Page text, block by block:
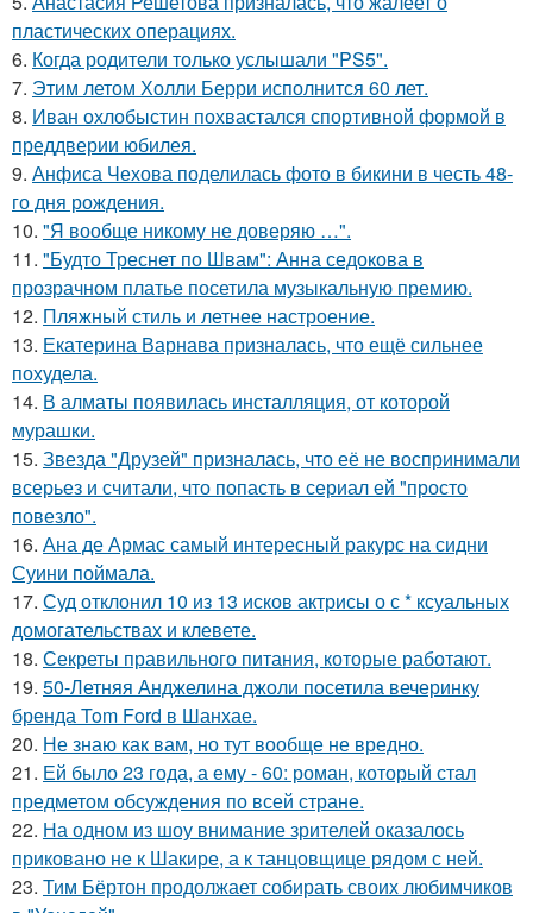
пластических операциях.
6. Когда родители только услышали "PS5".
7. Этим летом Холли Берри исполнится 60 лет.
8. Иван охлобыстин похвастался спортивной формой в
преддверии юбилея.
9. Анфиса Чехова поделилась фото в бикини в честь 48-
го дня рождения.
10. "Я вообще никому не доверяю …".
11. "Будто Треснет по Швам": Анна седокова в
прозрачном платье посетила музыкальную премию.
12. Пляжный стиль и летнее настроение.
13. Екатерина Варнава призналась, что ещё сильнее
похудела.
14. В алматы появилась инсталляция, от которой
мурашки.
15. Звезда "Друзей" призналась, что её не воспринимали
всерьез и считали, что попасть в сериал ей "просто
повезло".
16. Ана де Армас самый интересный ракурс на сидни
Суини поймала.
17. Суд отклонил 10 из 13 исков актрисы о с * ксуальных
домогательствах и клевете.
18. Секреты правильного питания, которые работают.
19. 50-Летняя Анджелина джоли посетила вечеринку
бренда Tom Ford в Шанхае.
20. Не знаю как вам, но тут вообще не вредно.
21. Ей было 23 года, а ему - 60: роман, который стал
предметом обсуждения по всей стране.
22. На одном из шоу внимание зрителей оказалось
приковано не к Шакире, а к танцовщице рядом с ней.
23. Тим Бёртон продолжает собирать своих любимчиков